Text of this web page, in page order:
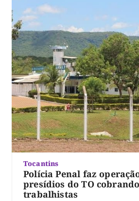
Tocantins
Polícia Penal faz
presídios do TO
trabalhistas